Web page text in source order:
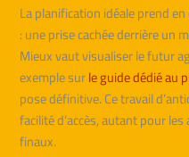
La planification idéale prend
: une prise cachée derrière un
Mieux vaut visualiser le futur
exemple surle guide dédié au
pose définitive. Ce travail
facilité d’accès, autant pour
finaux.